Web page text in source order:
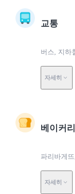
교통
버스, 지하
자세히
베이커리
파리바게
자세히